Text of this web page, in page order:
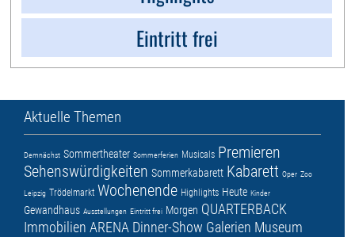
Eintritt frei
Aktuelle Themen
Demnächst Sommertheater Sommerferien Musicals Premieren
Sehenswürdigkeiten Sommerkabarett Kabarett Oper Zoo
Leipzig Trödelmarkt Wochenende Highlights Heute Kinder
Gewandhaus Ausstellungen Eintritt frei Morgen QUARTERBACK
Immobilien ARENA Dinner-Show Galerien Museum